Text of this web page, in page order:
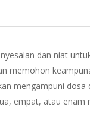
dan niat
memohon
mengampuni dosa
empat, atau enam